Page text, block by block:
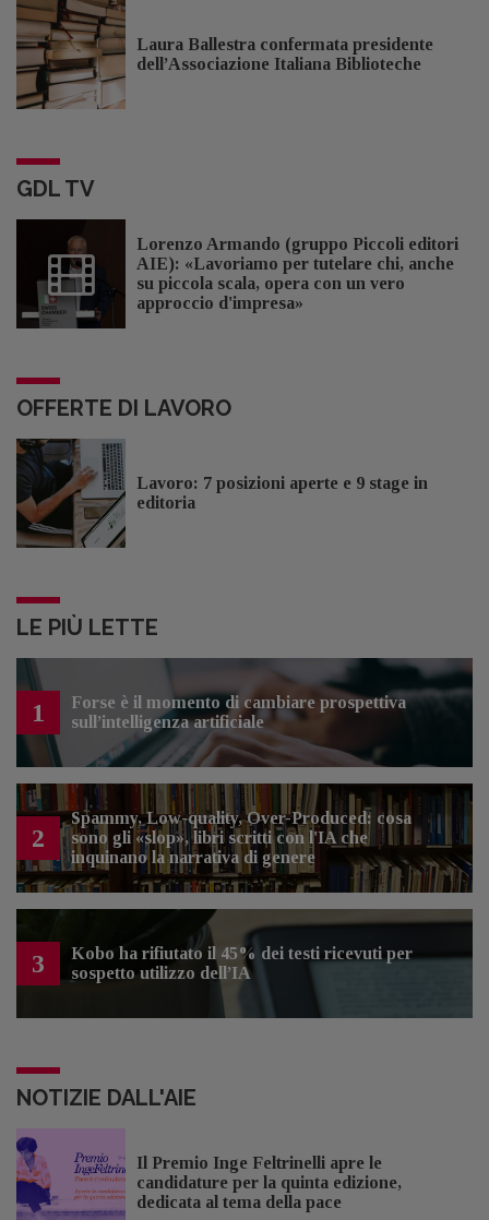
Laura Ballestra confermata presidente
dell’Associazione Italiana Biblioteche
GDL TV
Lorenzo Armando (gruppo Piccoli editori
AIE): «Lavoriamo per tutelare chi, anche
su piccola scala, opera con un vero
approccio d'impresa»
OFFERTE DI LAVORO
Lavoro: 7 posizioni aperte e 9 stage in
editoria
LE PIÙ LETTE
1
Forse è il momento di cambiare prospettiva
sull’intelligenza artificiale
2
Spammy, Low-quality, Over-Produced: cosa
sono gli «slop», libri scritti con l'IA che
inquinano la narrativa di genere
3
Kobo ha rifiutato il 45% dei testi ricevuti per
sospetto utilizzo dell’IA
NOTIZIE DALL'AIE
Il Premio Inge Feltrinelli apre le
candidature per la quinta edizione,
dedicata al tema della pace